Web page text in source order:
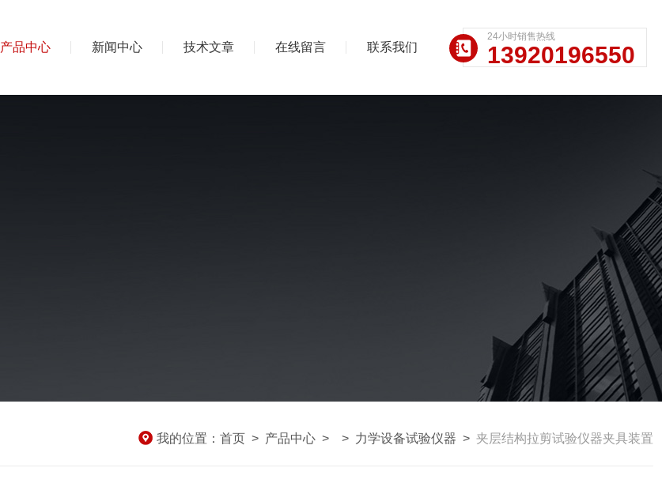
产品中心 新闻中心 技术文章 在线留言 联系我们
24小时销售热线
13920196550
我的位置： 首页 > 产品中心 > > 力学设备试验仪器 > 夹层结构拉剪试验仪器夹具装置